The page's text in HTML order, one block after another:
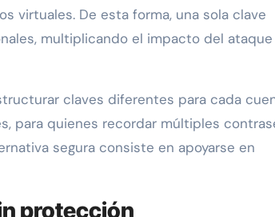
virtuales. De esta forma, una sola clave
multiplicando el impacto del ataque
claves diferentes para cada
para quienes recordar múltiples
segura consiste en apoyarse en
protección